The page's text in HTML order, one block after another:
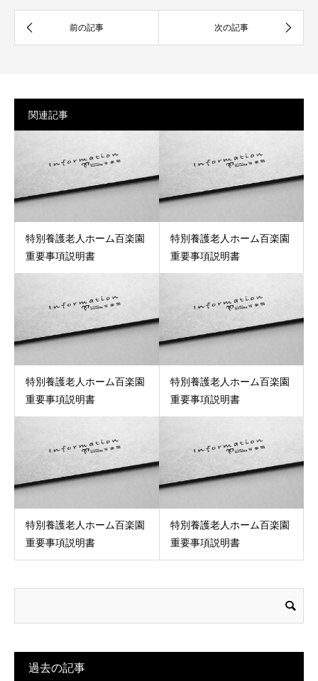
関連記事
特別養護老人ホーム百楽園
重要事項説明書
特別養護老人ホーム百楽園
重要事項説明書
特別養護老人ホーム百楽園
重要事項説明書
特別養護老人ホーム百楽園
重要事項説明書
特別養護老人ホーム百楽園
重要事項説明書
特別養護老人ホーム百楽園
重要事項説明書
過去の記事